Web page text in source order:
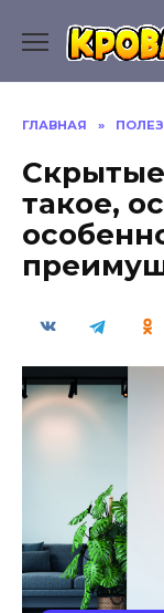
содержанию
ГЛАВНАЯ »
Скрытые
такое,